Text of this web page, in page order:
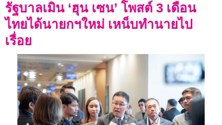
รัฐบาลเมิน ‘ฮุน เซน’ โพสต์ 3 เดือน
ไทยได้นายกฯใหม่ เหน็บทำนายไป
เรื่อย